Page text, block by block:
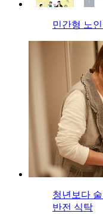
민간형 노
청년보다
반전 식탁